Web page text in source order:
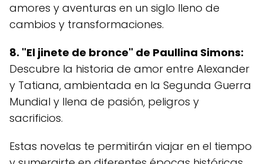
amores y aventuras en un siglo lleno de
cambios y transformaciones.
8. "El jinete de bronce" de Paullina Simons:
Descubre la historia de amor entre Alexander
y Tatiana, ambientada en la Segunda Guerra
Mundial y llena de pasión, peligros y
sacrificios.
Estas novelas te permitirán viajar en el tiempo